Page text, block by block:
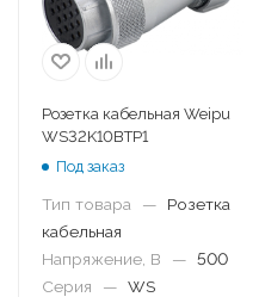
Розетка кабельная Weipu
WS32K10BTP1
Под заказ
Тип товара —
Розетка
кабельная
Напряжение, В
— 500
Серия
— WS